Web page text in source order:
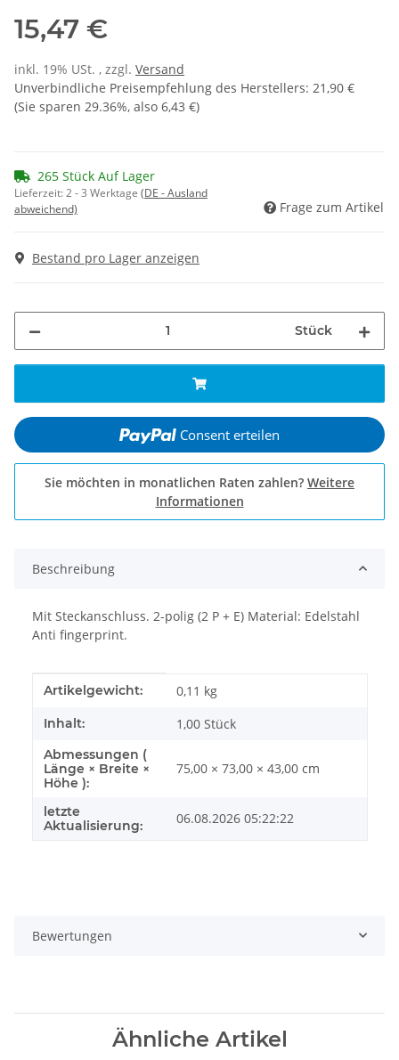
15,47 €
inkl. 19% USt. , zzgl. Versand
Unverbindliche Preisempfehlung des Herstellers: 21,90 €
(Sie sparen 29.36%, also 6,43 €)
265 Stück Auf Lager
Lieferzeit:2 - 3 Werktage (DE - Ausland
abweichend)
Frage zum Artikel
Bestand pro Lager anzeigen
Stück
Consent erteilen
Sie möchten in monatlichen Raten zahlen? Weitere
Informationen
Beschreibung
Mit Steckanschluss. 2-polig (2 P + E) Material: Edelstahl
Anti fingerprint.
Produkteigenschaft
Wert
Artikelgewicht: 0,11 kg
Inhalt: 1,00 Stück
Abmessungen (
Länge × Breite ×
Höhe ):
75,00 × 73,00 × 43,00 cm
letzte
Aktualisierung:
06.08.2026 05:22:22
Bewertungen
Ähnliche Artikel